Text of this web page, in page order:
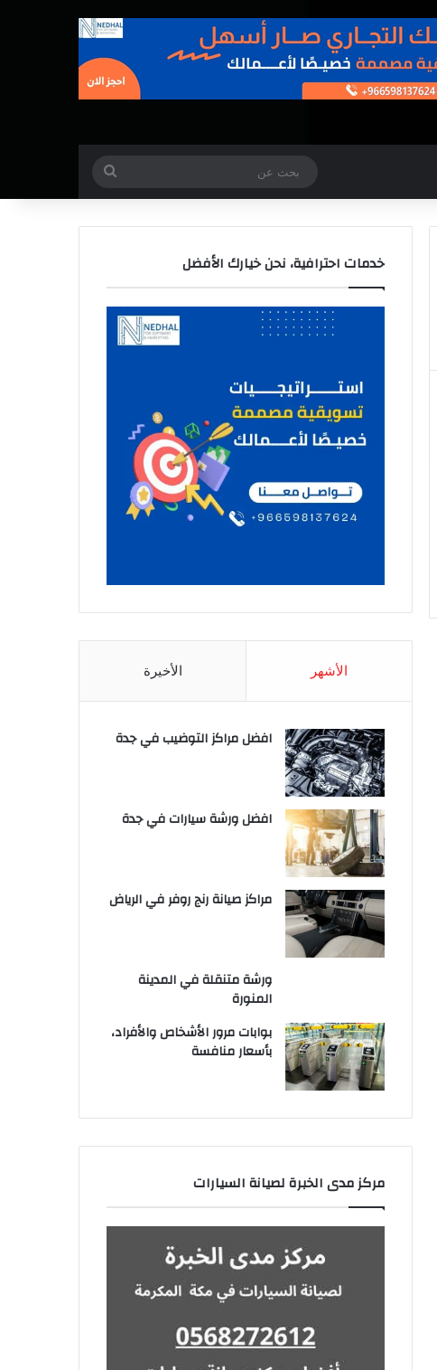
عن
خدمات احترافية، نحن خيارك الأفضل
الأشهر الأخيرة
افضل مراكز التوضيب في جدة
افضل ورشة سيارات في جدة
مراكز صيانة رنج روفر في الرياض
ورشة متنقلة في المدينة
المنورة
بوابات مرور الأشخاص والأفراد،
بأسعار منافسة
مركز مدى الخبرة لصيانة السيارات